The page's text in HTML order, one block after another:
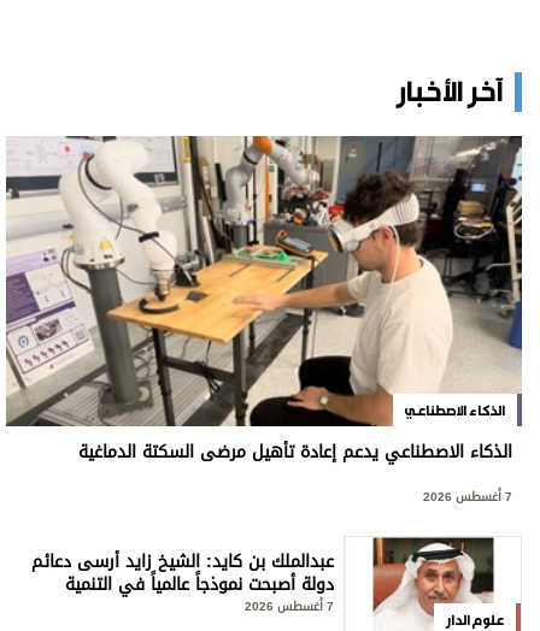
آخر الأخبار
الذكاء الاصطناعي
الذكاء الاصطناعي يدعم إعادة تأهيل مرضى السكتة الدماغية
علوم الدار
عبدالملك بن كايد: الشيخ زايد أرسى دعائم
دولة أصبحت نموذجاً عالمياً في التنمية
والإنسانية